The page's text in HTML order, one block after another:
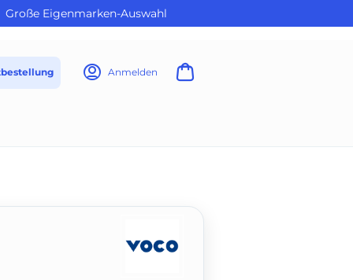
Große Eigenmarken-Auswahl
Anmelden